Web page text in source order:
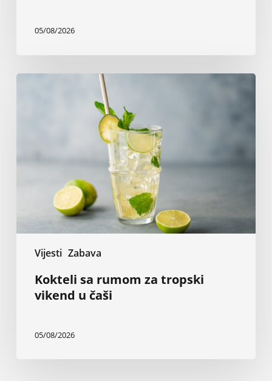
05/08/2026
Vijesti Zabava
Kokteli
u
Kokteli sa rumom za tropski
vikend u čaši
05/08/2026